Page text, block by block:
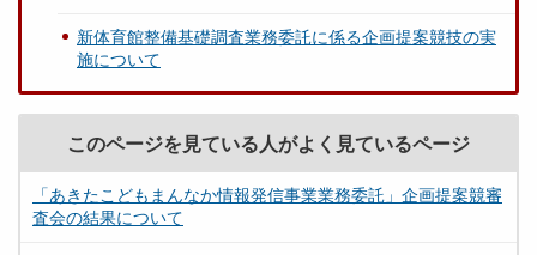
新体育館整備基礎調査業務委託に係る企画提案競技の実
施について
このページを見ている人がよく見ているページ
「あきたこどもまんなか情報発信事業業務委託」企画提案競審
査会の結果について